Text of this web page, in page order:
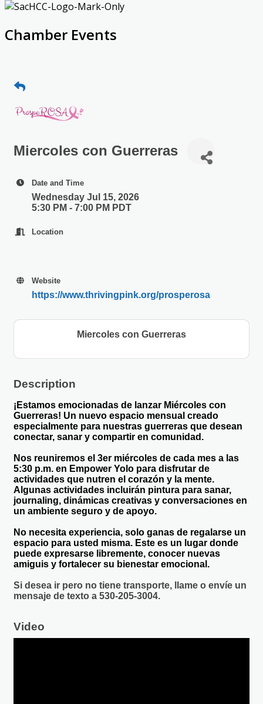
Chamber Events
Miercoles con Guerreras
Date and Time
Wednesday Jul 15, 2026
5:30 PM - 7:00 PM PDT
Location
Website
https://www.thrivingpink.org/prosperosa
Miercoles con Guerreras
Description
¡Estamos emocionadas de lanzar Miércoles con
Guerreras! Un nuevo espacio mensual creado
especialmente para nuestras guerreras que desean
conectar, sanar y compartir en comunidad.
Nos reuniremos el 3er miércoles de cada mes a las
5:30 p.m. en Empower Yolo para disfrutar de
actividades que nutren el corazón y la mente.
Algunas actividades incluirán pintura para sanar,
journaling, dinámicas creativas y conversaciones en
un ambiente seguro y de apoyo.
No necesita experiencia, solo ganas de regalarse un
espacio para usted misma. Este es un lugar donde
puede expresarse libremente, conocer nuevas
amiguis y fortalecer su bienestar emocional.
Si desea ir pero no tiene transporte, llame o envíe un
mensaje de texto a 530-205-3004.
Video